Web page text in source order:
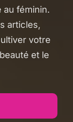
féminin.
articles,
votre
et le